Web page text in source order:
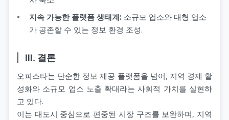
지속 가능한 플랫폼 생태계: 소규모 업소와 대형 업소
가 공존할 수 있는 정보 환경 조성.
Ⅲ. 결론
오피스타는 단순한 정보 제공 플랫폼을 넘어, 지역 경제 활
성화와 소규모 업소 노출 확대라는 사회적 가치를 실현하
고 있다.
이는 대도시 중심으로 편중된 시장 구조를 보완하며, 지역